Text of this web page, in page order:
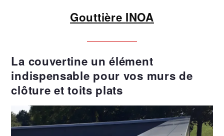
Gouttière INOA
La couvertine un élément
indispensable pour vos murs de
clôture et toits plats